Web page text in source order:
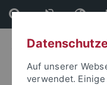
Direkt
zum
Inhalt
Direkt
zur
Fußleiste
Auf unserer
verwendet.